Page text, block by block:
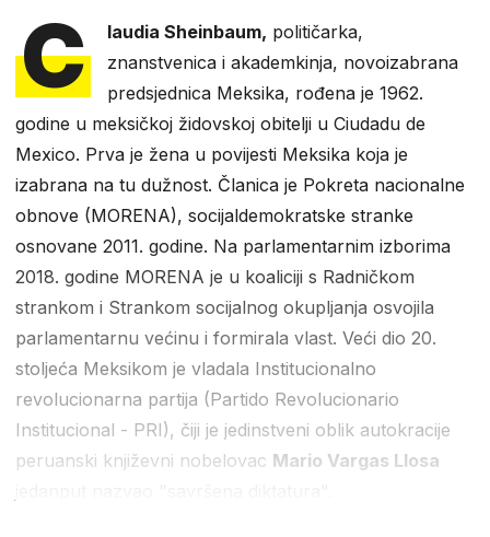
C laudia Sheinbaum, političarka,
znanstvenica i akademkinja, novoizabrana
predsjednica Meksika, rođena je 1962.
godine u meksičkoj židovskoj obitelji u Ciudadu de
Mexico. Prva je žena u povijesti Meksika koja je
izabrana na tu dužnost. Članica je Pokreta nacionalne
obnove (MORENA), socijaldemokratske stranke
osnovane 2011. godine. Na parlamentarnim izborima
2018. godine MORENA je u koaliciji s Radničkom
strankom i Strankom socijalnog okupljanja osvojila
parlamentarnu većinu i formirala vlast. Veći dio 20.
stoljeća Meksikom je vladala Institucionalno
revolucionarna partija (Partido Revolucionario
Institucional - PRI), čiji je jedinstveni oblik autokracije
peruanski književni nobelovac Mario Vargas Llosa